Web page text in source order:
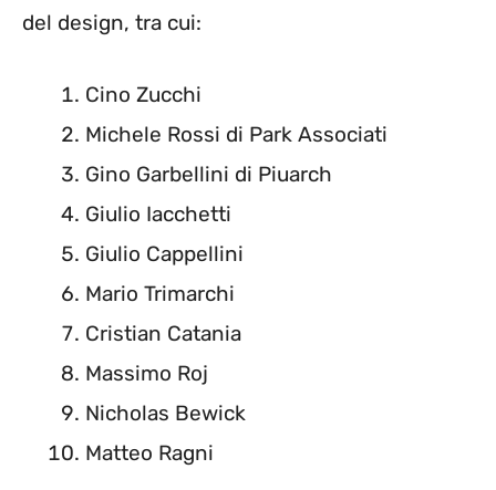
del design, tra cui:
Cino Zucchi
Michele Rossi di Park Associati
Gino Garbellini di Piuarch
Giulio Iacchetti
Giulio Cappellini
Mario Trimarchi
Cristian Catania
Massimo Roj
Nicholas Bewick
Matteo Ragni